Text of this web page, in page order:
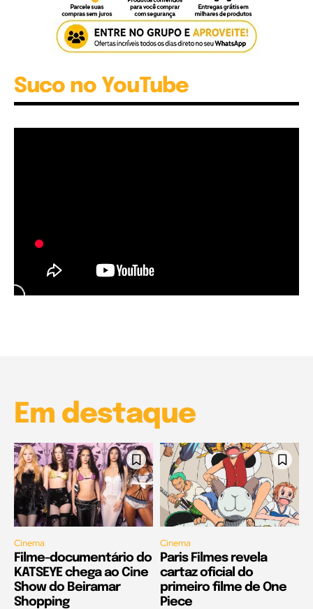
Suco no YouTube
Em destaque
Cinema
Filme-documentário do
KATSEYE chega ao Cine
Show do Beiramar
Shopping
Cinema
Paris Filmes revela
cartaz oficial do
primeiro filme de One
Piece